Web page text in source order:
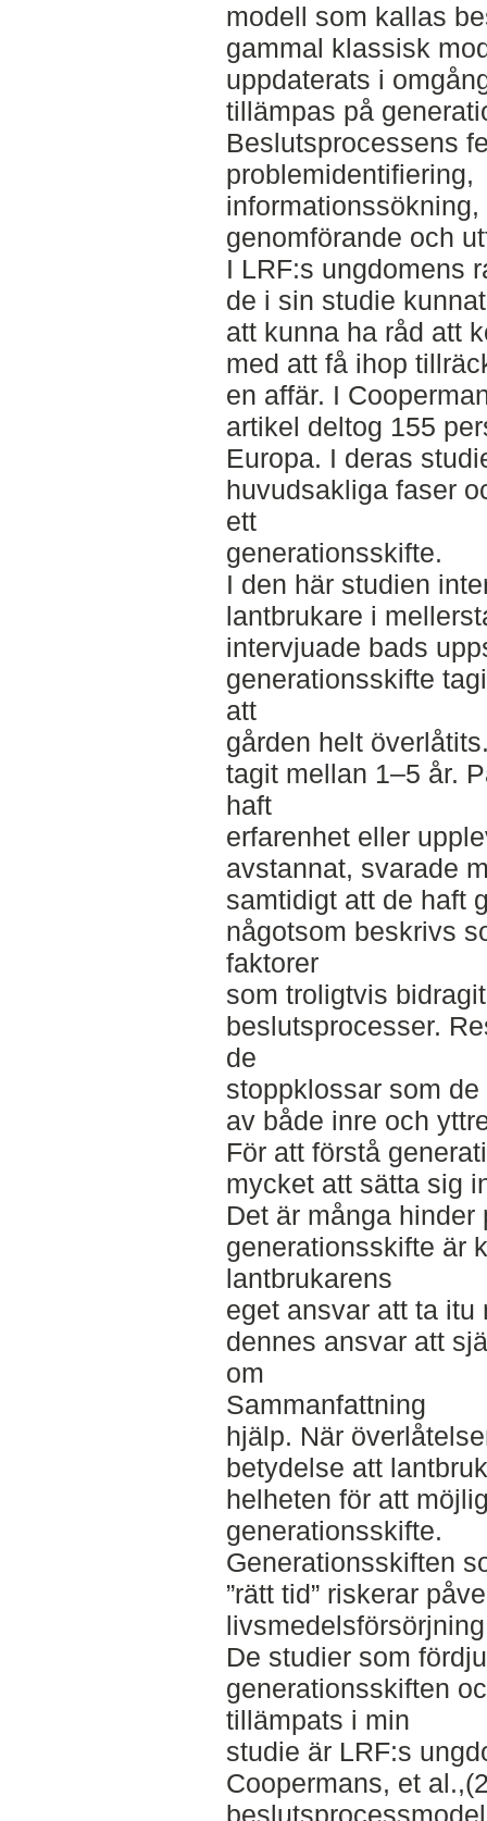
modell som kallas
gammal klassisk
uppdaterats i
tillämpas på
Beslutsprocessens
problemidentifiering,
genomförande och
I LRF:s ungdomens
de i sin studie
att kunna ha råd att
med att få ihop
en affär. I
artikel deltog 155
Europa. I deras
huvudsakliga faser
ett
generationsskifte.
I den här studien
lantbrukare i
intervjuade bads
generationsskifte
att
gården helt
tagit mellan 1–5 år.
haft
erfarenhet eller
avstannat, svarade
samtidigt att de haft
någotsom beskrivs
faktorer
som troligtvis
beslutsprocesser.
de
stoppklossar som
av både inre och
För att förstå
mycket att sätta sig
Det är många
generationsskifte är
lantbrukarens
eget ansvar att ta itu
dennes ansvar att
om
Sammanfattning
hjälp. När
betydelse att
helheten för att
generationsskifte.
Generationsskiften
”rätt tid” riskerar
De studier som
generationsskiften
tillämpats i min
studie är LRF:s
Coopermans, et